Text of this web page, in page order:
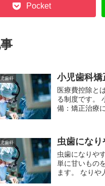
Pocket
歯科 小児歯科
医療費控除と
る制度です。
備：矯正治療
歯科 虫歯にな
虫歯になりや
単に甘いもの
ます。 なりや